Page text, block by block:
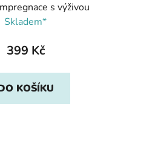
s výživou
Skladem*
399 Kč
KOŠÍKU